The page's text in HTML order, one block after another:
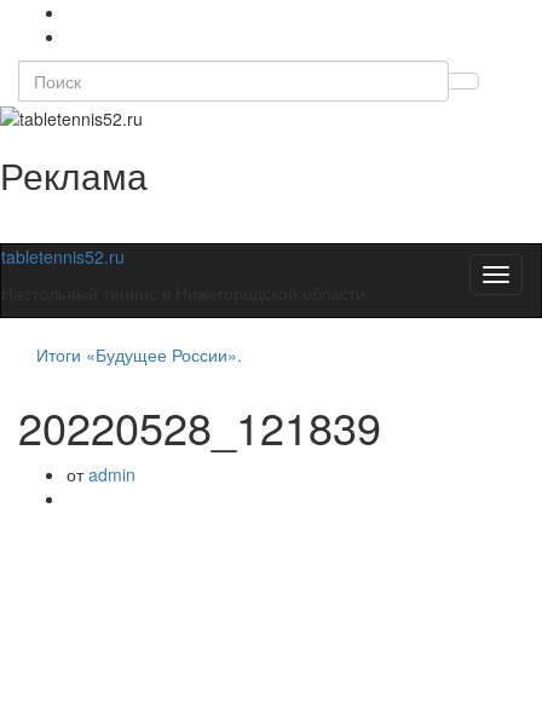
Search
for:
Реклама
Вкл/
tabletennis52.ru
Итоги «Будущее России».
20220528_121839
отadmin